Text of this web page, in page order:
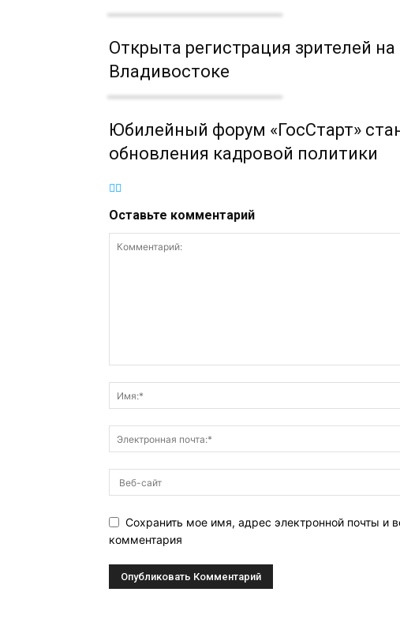
Открыта регистрация зрителей
Владивостоке
Юбилейный форум «ГосСтарт»
обновления кадровой политики
Оставьте комментарий
Сохранить мое имя, адрес электронной почты и
комментария